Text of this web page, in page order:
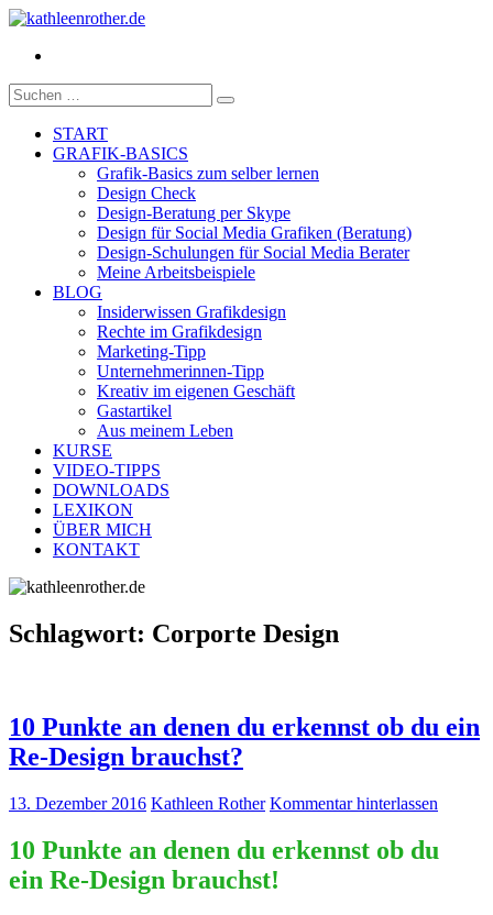
Suche
nach:
START
GRAFIK-BASICS
Grafik-Basics zum selber lernen
Design Check
Design-Beratung per Skype
Design für Social Media Grafiken (Beratung)
Design-Schulungen für Social Media Berater
Meine Arbeitsbeispiele
BLOG
Insiderwissen Grafikdesign
Rechte im Grafikdesign
Marketing-Tipp
Unternehmerinnen-Tipp
Kreativ im eigenen Geschäft
Gastartikel
Aus meinem Leben
KURSE
VIDEO-TIPPS
DOWNLOADS
LEXIKON
ÜBER MICH
KONTAKT
Schlagwort: Corporte Design
10 Punkte an denen du erkennst ob du ein
Re-Design brauchst?
13. Dezember 2016 Kathleen Rother Kommentar hinterlassen
10 Punkte an denen du erkennst ob du
ein Re-Design brauchst!